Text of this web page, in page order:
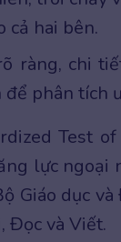
cả hai bên.
ràng, chi
phân tích
Test
lực ngoại
Giáo dục
Đọc và Viết.